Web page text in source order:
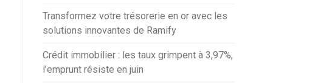
Transformez votre trésorerie en or avec les
solutions innovantes de Ramify
Crédit immobilier : les taux grimpent à 3,97%,
l’emprunt résiste en juin